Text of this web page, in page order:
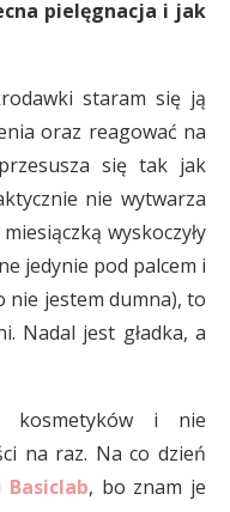
pielęgnacja i jak
staram się ją
oraz reagować na
się tak jak
nie wytwarza
wyskoczyły
jedynie pod palcem i
nie jestem dumna), to
Nadal jest gładka, a
kosmetyków i nie
na raz. Na co dzień
Basiclab, bo znam je